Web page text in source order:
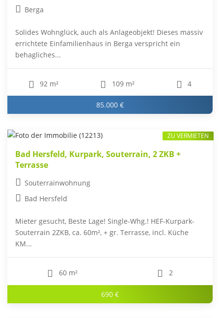
Berga
Solides Wohnglück, auch als Anlageobjekt! Dieses massiv
errichtete Einfamilienhaus in Berga verspricht ein
behagliches...
92 m² 109 m² 4
85.000 €
Bad Hersfeld, Kurpark, Souterrain, 2 ZKB +
Terrasse
Souterrainwohnung
Bad Hersfeld
Mieter gesucht, Beste Lage! Single-Whg.! HEF-Kurpark-
Souterrain 2ZKB, ca. 60m², + gr. Terrasse, incl. Küche
KM...
60 m² 2
690 €
ZU VERMIETEN